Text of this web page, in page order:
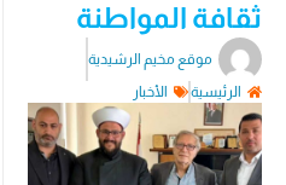
ثقافة المواطنة
موقع مخيم الرشيدية
الرئيسية
الأخبار